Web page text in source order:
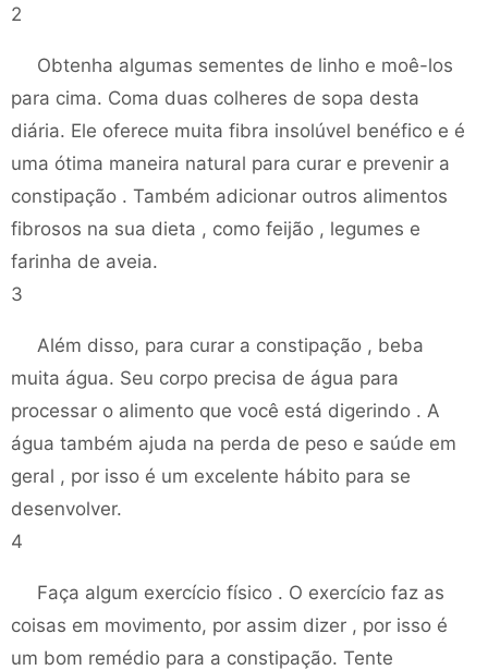
2
Obtenha algumas sementes de linho e moê-los
para cima. Coma duas colheres de sopa desta
diária. Ele oferece muita fibra insolúvel benéfico e é
uma ótima maneira natural para curar e prevenir a
constipação . Também adicionar outros alimentos
fibrosos na sua dieta , como feijão , legumes e
farinha de aveia.
3
Além disso, para curar a constipação , beba
muita água. Seu corpo precisa de água para
processar o alimento que você está digerindo . A
água também ajuda na perda de peso e saúde em
geral , por isso é um excelente hábito para se
desenvolver.
4
Faça algum exercício físico . O exercício faz as
coisas em movimento, por assim dizer , por isso é
um bom remédio para a constipação. Tente